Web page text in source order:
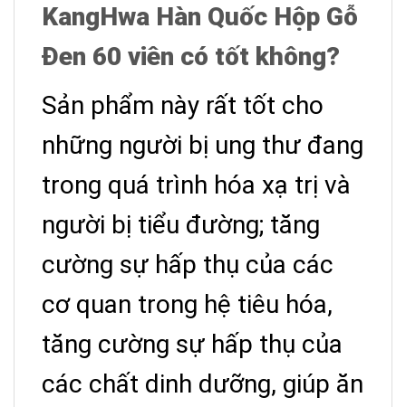
KangHwa Hàn Quốc Hộp Gỗ
Đen 60 viên có tốt không?
Sản phẩm này rất tốt cho
những người bị ung thư đang
trong quá trình hóa xạ trị và
người bị tiểu đường; tăng
cường sự hấp thụ của các
cơ quan trong hệ tiêu hóa,
tăng cường sự hấp thụ của
các chất dinh dưỡng, giúp ăn